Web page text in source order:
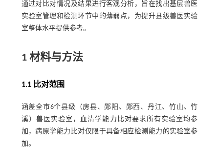
通过对比对情况及结果进行客观分析，旨在找出基层兽医
实验室管理和检测环节中的薄弱点，为提升县级兽医实验
室整体水平提供参考。
1 材料与方法
1.1 比对范围
涵盖全市6个县级（房县、郧阳、郧西、丹江、竹山、竹
溪）兽医实验室，血清学能力比对要求所有实验室均参
加，病原学能力比对仅限于具备相应检测能力的实验室参
加。